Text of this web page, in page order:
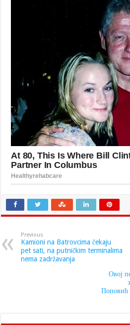
Previous
Kamioni na Batrovcima čekaju
pet sati, na putničkim terminalima
nema zadržavanja
Овој
Поповић